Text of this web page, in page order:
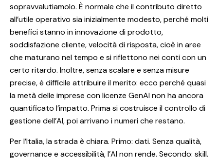
sopravvalutiamolo. È normale che il contributo diretto
all’utile operativo sia inizialmente modesto, perché molti
benefici stanno in innovazione di prodotto,
soddisfazione cliente, velocità di risposta, cioè in aree
che maturano nel tempo e si riflettono nei conti con un
certo ritardo. Inoltre, senza scalare e senza misure
precise, è difficile attribuire il merito: ecco perché quasi
la metà delle imprese con licenze GenAI non ha ancora
quantificato l’impatto. Prima si costruisce il controllo di
gestione dell’AI, poi arrivano i numeri che restano.
Per l’Italia, la strada è chiara. Primo: dati. Senza qualità,
governance e accessibilità, l’AI non rende. Secondo: skill.